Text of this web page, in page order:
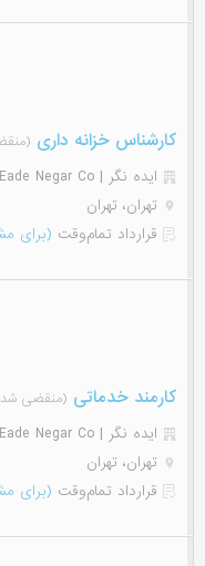
کارشناس خزانه داری
ایده نگر | Eade Negar Co.
تهران، تهران
قرارداد تمام‌وقت (برای
کارمند خدماتی (منقضی
ایده نگر | Eade Negar Co.
تهران، تهران
قرارداد تمام‌وقت (برای